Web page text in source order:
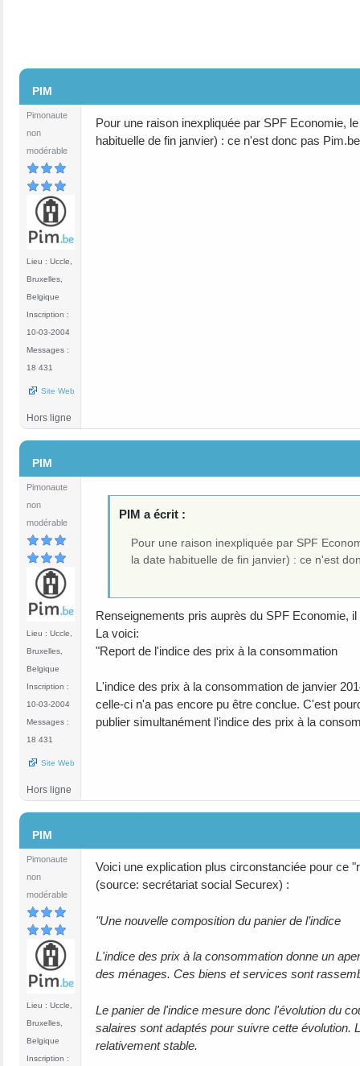
PIM
Pimonaute
non
modérable
Lieu : Uccle,
Bruxelles,
Belgique
Inscription :
10-03-2004
Messages :
18 431
Site Web
Pour une raison inexpliquée par SPF Economie,
habituelle de fin janvier) : ce n'est donc pas
Hors ligne
PIM
Pimonaute
non
modérable
Lieu : Uccle,
Bruxelles,
Belgique
Inscription :
10-03-2004
Messages :
18 431
Site Web
PIM a écrit :
Pour une raison inexpliquée par SPF
la date habituelle de fin janvier) : ce n'est
Renseignements pris auprès du SPF Economie,
La voici:
"Report de l'indice des prix à la consommation
L'indice des prix à la consommation de janvier
celle-ci n'a pas encore pu être conclue. C'est
publier simultanément l'indice des prix à la
Hors ligne
PIM
Pimonaute
non
modérable
Lieu : Uccle,
Bruxelles,
Belgique
Inscription :
Voici une explication plus circonstanciée pour ce
(source: secrétariat social Securex) :
"Une nouvelle composition du panier de l’indice
L'indice des prix à la consommation donne un
des ménages. Ces biens et services sont
Le panier de l'indice mesure donc l'évolution du
salaires sont adaptés pour suivre cette évolution.
relativement stable.